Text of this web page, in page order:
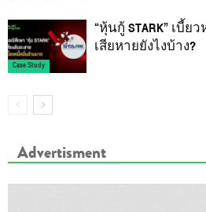
Case Study
“หุ้นกู้ STARK” เบี้
เสียหายยังไงบ้าง?
Advertisment